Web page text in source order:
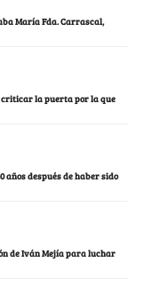
María Fda. Carrascal,
criticar la puerta por la que
años después de haber sido
de Iván Mejía para luchar